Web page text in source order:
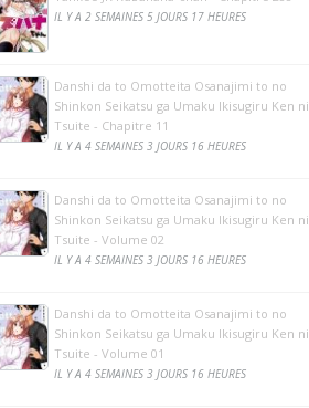
IL Y A 2 SEMAINES 5 JOURS 17 HEURES
Danshi da to Omotteita Osanajimi to no
Shinkon Seikatsu ga Umaku Ikisugiru Ken ni
Tsuite - Chapitre 11
IL Y A 4 SEMAINES 3 JOURS 16 HEURES
Danshi da to Omotteita Osanajimi to no
Shinkon Seikatsu ga Umaku Ikisugiru Ken ni
Tsuite - Volume 02
IL Y A 4 SEMAINES 3 JOURS 16 HEURES
Danshi da to Omotteita Osanajimi to no
Shinkon Seikatsu ga Umaku Ikisugiru Ken ni
Tsuite - Volume 01
IL Y A 4 SEMAINES 3 JOURS 16 HEURES